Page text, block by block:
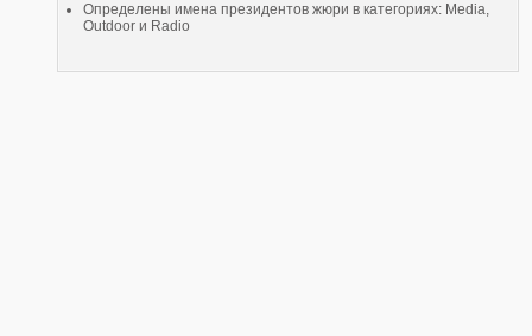
Определены имена президентов жюри в категориях: Media,
Outdoor и Radio